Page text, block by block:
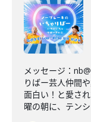
メッセージ：
りばー芸人仲間
面白い！と愛さ
曜の朝に、テン